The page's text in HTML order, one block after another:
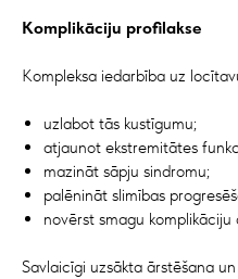
Komplikāciju profilakse
Kompleksa iedarbība uz
uzlabot tās kustīgumu;
atjaunot ekstremitātes
mazināt sāpju sindromu;
palēnināt slimības
novērst smagu komplikāciju
Savlaicīgi uzsākta ārstēšana